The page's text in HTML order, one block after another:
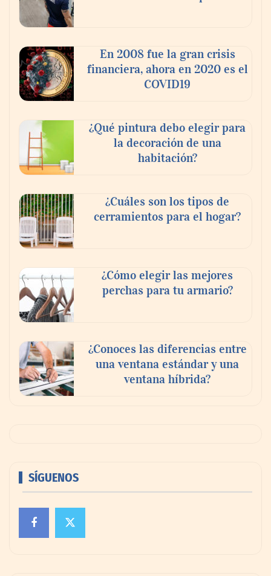
En 2008 fue la gran crisis
financiera, ahora en 2020 es el
COVID19
¿Qué pintura debo elegir para
la decoración de una
habitación?
¿Cuáles son los tipos de
cerramientos para el hogar?
¿Cómo elegir las mejores
perchas para tu armario?
¿Conoces las diferencias entre
una ventana estándar y una
ventana híbrida?
SÍGUENOS